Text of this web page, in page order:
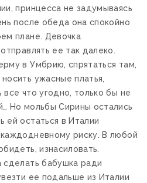
принцесса не задумываясь
после обеда она спокойно
плане. Девочка
ее так далеко.
в Умбрию, спрятаться там,
ужасные платья,
что угодно, только бы не
Но мольбы Сирины остались
ей остаться в Италии
риску. В любой
изнасиловать.
сделать бабушка ради
ее подальше из Италии